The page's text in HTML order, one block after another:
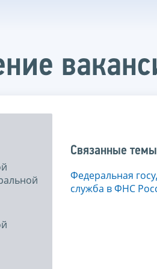
Связанные темы
Федеральная
служба в ФНС